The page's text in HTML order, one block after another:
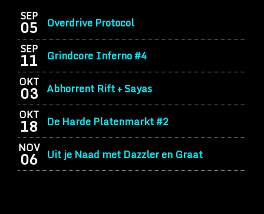
SEP
05 Overdrive Protocol
SEP
11 Grindcore Inferno #4
OKT
03 Abhorrent Rift + Sayas
OKT
18 De Harde Platenmarkt #2
NOV
06 Uit je Naad met Dazzler en Graat